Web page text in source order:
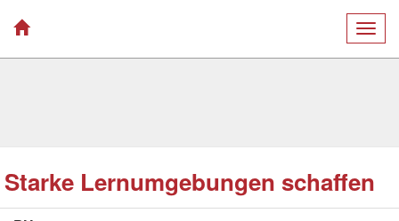
Starke Lernumgebungen schaffen